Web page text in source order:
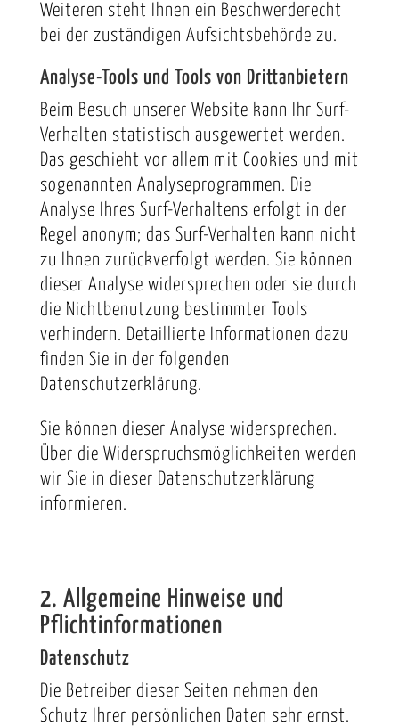
Weiteren steht Ihnen ein Beschwerderecht
bei der zuständigen Aufsichtsbehörde zu.
Analyse-Tools und Tools von Drittanbietern
Beim Besuch unserer Website kann Ihr Surf-
Verhalten statistisch ausgewertet werden.
Das geschieht vor allem mit Cookies und mit
sogenannten Analyseprogrammen. Die
Analyse Ihres Surf-Verhaltens erfolgt in der
Regel anonym; das Surf-Verhalten kann nicht
zu Ihnen zurückverfolgt werden. Sie können
dieser Analyse widersprechen oder sie durch
die Nichtbenutzung bestimmter Tools
verhindern. Detaillierte Informationen dazu
finden Sie in der folgenden
Datenschutzerklärung.
Sie können dieser Analyse widersprechen.
Über die Widerspruchsmöglichkeiten werden
wir Sie in dieser Datenschutzerklärung
informieren.
2. Allgemeine Hinweise und
Pflichtinformationen
Datenschutz
Die Betreiber dieser Seiten nehmen den
Schutz Ihrer persönlichen Daten sehr ernst.